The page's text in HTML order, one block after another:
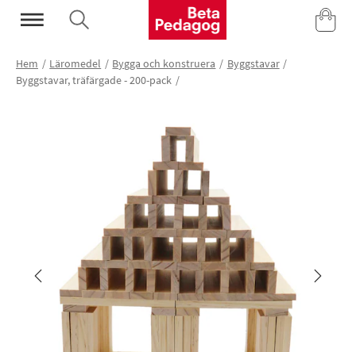
Mina Sidor
Hem Läromedel Bygga och konstruera
Byggstavar
Byggstavar, träfärgade - 200-pack